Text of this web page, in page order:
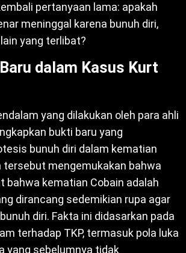
pertanyaan lama: apakah
meninggal karena bunuh diri,
yang terlibat?
dalam Kasus Kurt
yang dilakukan oleh para ahli
bukti baru yang
bunuh diri dalam kematian
tersebut mengemukakan bahwa
bahwa kematian Cobain adalah
dirancang sedemikian rupa agar
diri. Fakta ini didasarkan pada
terhadap TKP, termasuk pola luka
yang sebelumnya tidak